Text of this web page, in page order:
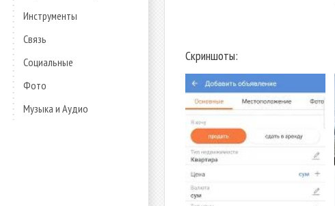
Инструменты
Связь
Социальные
Фото
Музыка и Аудио
Скриншоты: